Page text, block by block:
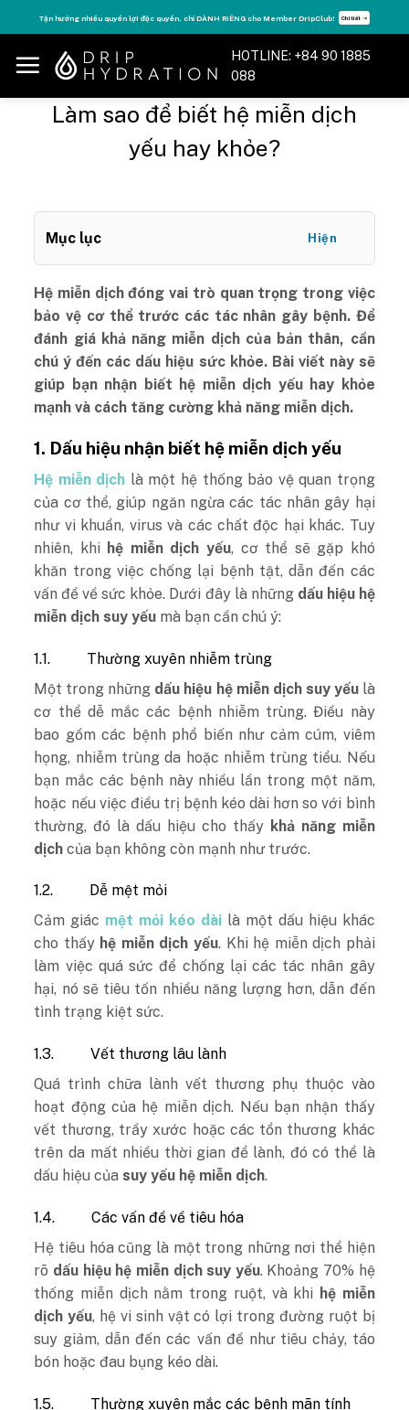
to
content
Tận hưởng nhiều quyền lợi độc quyền, chỉ DÀNH RIÊNG cho Member DripClub! Chi tiết ➝
HOTLINE: +84 90 1885
088
Làm sao để biết hệ miễn dịch
yếu hay khỏe?
Mục lục Hiện
Hệ miễn dịch đóng vai trò quan trọng trong việc
bảo vệ cơ thể trước các tác nhân gây bệnh. Để
đánh giá khả năng miễn dịch của bản thân, cần
chú ý đến các dấu hiệu sức khỏe. Bài viết này sẽ
giúp bạn nhận biết hệ miễn dịch yếu hay khỏe
mạnh và cách tăng cường khả năng miễn dịch.
1. Dấu hiệu nhận biết hệ miễn dịch yếu
Hệ miễn dịch là một hệ thống bảo vệ quan trọng
của cơ thể, giúp ngăn ngừa các tác nhân gây hại
như vi khuẩn, virus và các chất độc hại khác. Tuy
nhiên, khi hệ miễn dịch yếu, cơ thể sẽ gặp khó
khăn trong việc chống lại bệnh tật, dẫn đến các
vấn đề về sức khỏe. Dưới đây là những dấu hiệu hệ
miễn dịch suy yếu mà bạn cần chú ý:
1.1.
Thường xuyên nhiễm trùng
Một trong những dấu hiệu hệ miễn dịch suy yếulà
cơ thể dễ mắc các bệnh nhiễm trùng. Điều này
bao gồm các bệnh phổ biến như cảm cúm, viêm
họng, nhiễm trùng da hoặc nhiễm trùng tiểu. Nếu
bạn mắc các bệnh này nhiều lần trong một năm,
hoặc nếu việc điều trị bệnh kéo dài hơn so với bình
thường, đó là dấu hiệu cho thấy khả năng miễn
dịch của bạn không còn mạnh như trước.
1.2.
Dễ mệt mỏi
Cảm giác mệt mỏi kéo dài là một dấu hiệu khác
cho thấy hệ miễn dịch yếu. Khi hệ miễn dịch phải
làm việc quá sức để chống lại các tác nhân gây
hại, nó sẽ tiêu tốn nhiều năng lượng hơn, dẫn đến
tình trạng kiệt sức.
1.3.
Vết thương lâu lành
Quá trình chữa lành vết thương phụ thuộc vào
hoạt động của hệ miễn dịch. Nếu bạn nhận thấy
vết thương, trầy xước hoặc các tổn thương khác
trên da mất nhiều thời gian để lành, đó có thể là
dấu hiệu của suy yếu hệ miễn dịch.
1.4.
Các vấn đề về tiêu hóa
Hệ tiêu hóa cũng là một trong những nơi thể hiện
rõ dấu hiệu hệ miễn dịch suy yếu. Khoảng 70% hệ
thống miễn dịch nằm trong ruột, và khi hệ miễn
dịch yếu, hệ vi sinh vật có lợi trong đường ruột bị
suy giảm, dẫn đến các vấn đề như tiêu chảy, táo
bón hoặc đau bụng kéo dài.
1.5.
Thường xuyên mắc các bệnh mãn tính